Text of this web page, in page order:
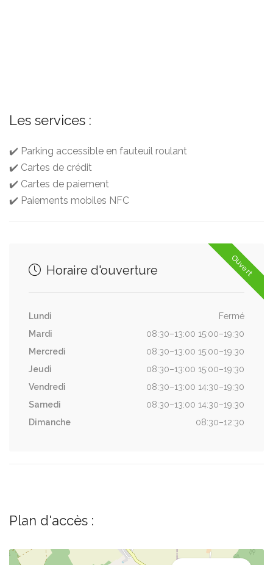
Les services :
✔️ Parking accessible en fauteuil roulant
✔️ Cartes de crédit
✔️ Cartes de paiement
✔️ Paiements mobiles NFC
Ouvert
Horaire d'ouverture
Lundi
Fermé
Mardi
08:30–13:00 15:00–19:30
Mercredi
08:30–13:00 15:00–19:30
Jeudi
08:30–13:00 15:00–19:30
Vendredi
08:30–13:00 14:30–19:30
Samedi
08:30–13:00 14:30–19:30
Dimanche
08:30–12:30
Plan d'accès :